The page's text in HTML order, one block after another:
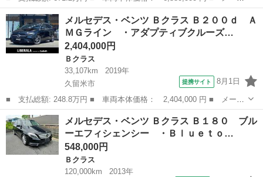
ー名： メルセデス・ベンツ ■ 車種名： Ｃクラス ■ グレード
名： Ｃ２２０ｄ ラグジュアリー ドライバーズパッケージ 元デ
モカー 禁...
福岡 北九州市 Ｃクラス
メルセデス・ベンツ Ｂクラス Ｂ２００ｄ Ａ
ＭＧライン ・アダプティブクルーズ…
2,404,000円
Ｂクラス
33,107km
2019年
久留米市
提携サイト 8月1日
■ 支払総額: 248.8万円 ■ 車両本体価格： 2,404,000 円 ■ メーカ
ー名： メルセデス・ベンツ ■ 車種名： Ｂクラス ■ グレード
名： Ｂ２００ｄ ＡＭＧライン ・アダプティブクルーズコントロ
ール・純正...
福岡 久留米市 Ｂクラス
メルセデス・ベンツ Ｂクラス Ｂ１８０ ブル
ーエフィシェンシー ・Ｂｌｕｅｔｏ…
548,000円
Ｂクラス
120,000km
2013年